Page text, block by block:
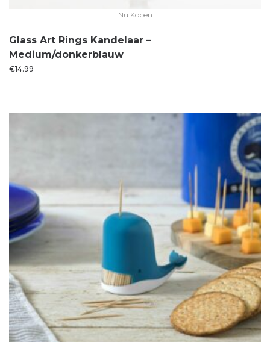
Nu Kopen
Glass Art Rings Kandelaar –
Medium/donkerblauw
€14.99